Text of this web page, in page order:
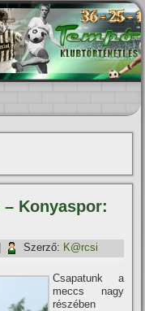
– Konyaspor:
Szerző: K@rcsi
Csapatunk a
meccs nagy
részében